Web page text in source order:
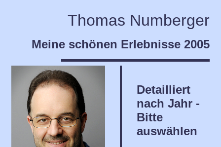
Thomas Numberger
Meine schönen Erlebnisse 2005
Detailliert
nach Jahr -
Bitte
auswählen